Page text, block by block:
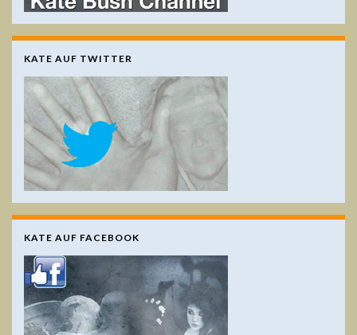
KATE AUF TWITTER
KATE AUF FACEBOOK